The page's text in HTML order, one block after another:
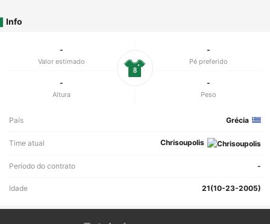
Info
-
Valor estimado
-
Pé preferido
-
Altura
-
Peso
8
País Grécia
Time atual Chrisoupolis
Período do contrato -
Idade 21(10-23-2005)